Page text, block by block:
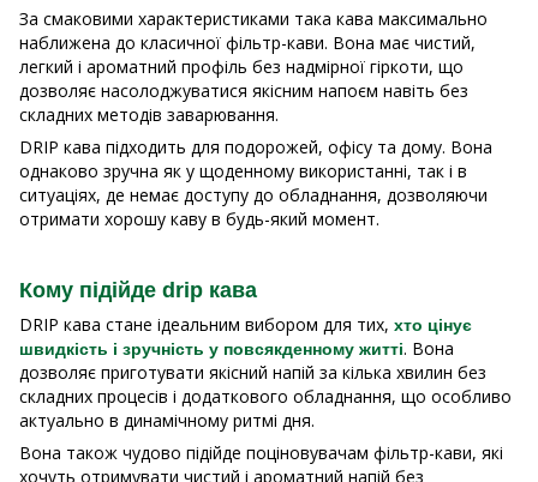
За смаковими характеристиками така кава максимально
наближена до класичної фільтр-кави. Вона має чистий,
легкий і ароматний профіль без надмірної гіркоти, що
дозволяє насолоджуватися якісним напоєм навіть без
складних методів заварювання.
DRIP кава підходить для подорожей, офісу та дому. Вона
однаково зручна як у щоденному використанні, так і в
ситуаціях, де немає доступу до обладнання, дозволяючи
отримати хорошу каву в будь-який момент.
Кому підійде drip кава
DRIP кава стане ідеальним вибором для тих, хто цінує
швидкість і зручність у повсякденному житті. Вона
дозволяє приготувати якісний напій за кілька хвилин без
складних процесів і додаткового обладнання, що особливо
актуально в динамічному ритмі дня.
Вона також чудово підійде поціновувачам фільтр-кави, які
хочуть отримувати чистий і ароматний напій без